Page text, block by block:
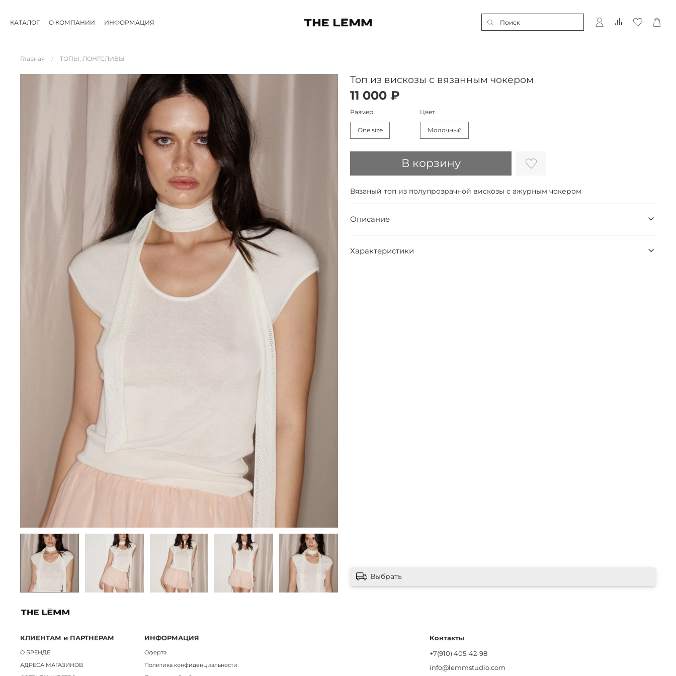
КАТАЛОГ О КОМПАНИИ ИНФОРМАЦИЯ
Главная ТОПЫ, ЛОНГСЛИВЫ
Топ из вискозы с вязанным чокером
11 000 ₽
В корзину
Размер
One size
Цвет
Молочный
Вязаный топ из полупрозрачной вискозы с ажурным чокером
Описание
Характеристики
Выбрать
КЛИЕНТАМ и ПАРТНЕРАМ
О БРЕНДЕ
АДРЕСА МАГАЗИНОВ
ИНФОРМАЦИЯ
Оферта
Политика конфиденциальности
Контакты
+7(910) 405-42-98
info@lemmstudio.com